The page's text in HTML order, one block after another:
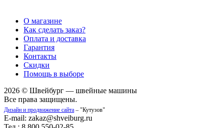
О магазине
Как сделать заказ?
Оплата и доставка
Гарантия
Контакты
Скидки
Помощь в выборе
2026 © Швейбург — швейные машины
Все права защищены.
Дизайн и продвижение сайта – "Кутузов"
E-mail: zakaz@shveiburg.ru